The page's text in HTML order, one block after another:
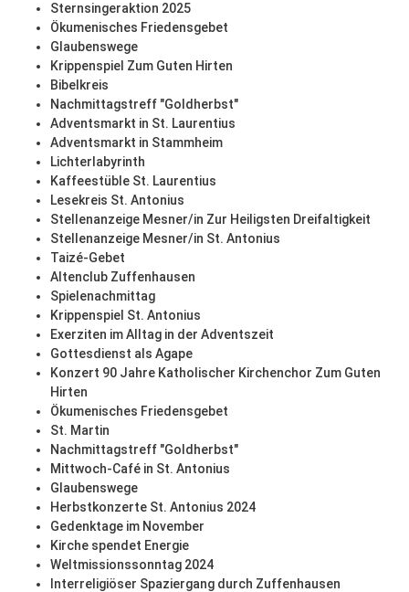
Sternsingeraktion 2025
Ökumenisches Friedensgebet
Glaubenswege
Krippenspiel Zum Guten Hirten
Bibelkreis
Nachmittagstreff "Goldherbst"
Adventsmarkt in St. Laurentius
Adventsmarkt in Stammheim
Lichterlabyrinth
Kaffeestüble St. Laurentius
Lesekreis St. Antonius
Stellenanzeige Mesner/in Zur Heiligsten Dreifaltigkeit
Stellenanzeige Mesner/in St. Antonius
Taizé-Gebet
Altenclub Zuffenhausen
Spielenachmittag
Krippenspiel St. Antonius
Exerziten im Alltag in der Adventszeit
Gottesdienst als Agape
Konzert 90 Jahre Katholischer Kirchenchor Zum Guten
Hirten
Ökumenisches Friedensgebet
St. Martin
Nachmittagstreff "Goldherbst"
Mittwoch-Café in St. Antonius
Glaubenswege
Herbstkonzerte St. Antonius 2024
Gedenktage im November
Kirche spendet Energie
Weltmissionssonntag 2024
Interreligiöser Spaziergang durch Zuffenhausen